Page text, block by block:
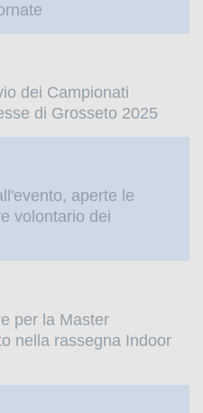
dei Campionati
di Grosseto 2025
aperte le
volontario dei
per la Master
nella rassegna Indoor